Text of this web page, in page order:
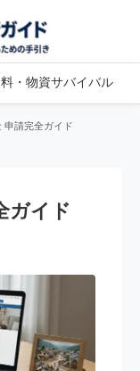
・物資サバイバル
申請完全ガイド
ガイド